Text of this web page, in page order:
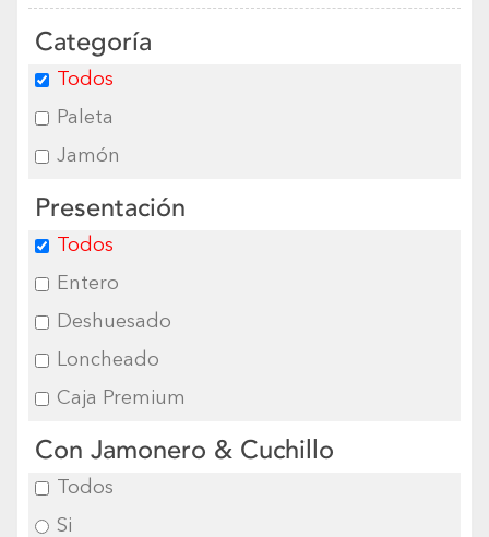
Categoría
Todos
Paleta
Jamón
Presentación
Todos
Entero
Deshuesado
Loncheado
Caja Premium
Con Jamonero & Cuchillo
Todos
Si